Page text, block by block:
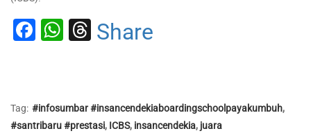
Facebook
WhatsApp
Threads
Share
Tag: #infosumbar #insancendekiaboardingschoolpayakumbuh,
#santribaru #prestasi, ICBS, insancendekia, juara